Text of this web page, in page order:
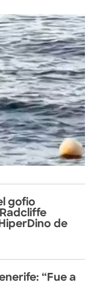
gofio
de
“Fue a